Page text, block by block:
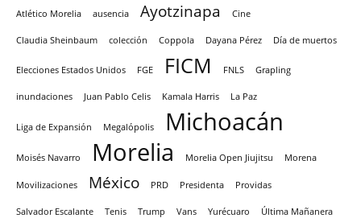
Atlético Morelia ausencia Ayotzinapa Cine
Claudia Sheinbaum colección Coppola Dayana Pérez Día de muertos
Elecciones Estados Unidos FGE FICM FNLS Grapling
inundaciones Juan Pablo Celis Kamala Harris La Paz
Liga de Expansión Megalópolis Michoacán
Moisés Navarro Morelia Morelia Open Jiujitsu Morena
Movilizaciones México PRD Presidenta Providas
Salvador Escalante Tenis Trump Vans Yurécuaro Última Mañanera